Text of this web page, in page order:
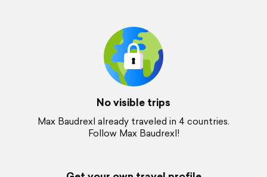
No visible trips
Max Baudrexl already traveled in 4 countries.
Follow Max Baudrexl!